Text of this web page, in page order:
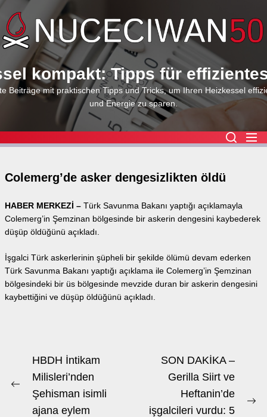
to
the
content
kompakt: Tipps für
Beiträge mit praktischen Tipps und Tricks, um Ihren Heizkessel
und Energie zu sparen.
Colemerg’de asker dengesizlikten öldü
HABER MERKEZİ – Türk Savunma Bakanı yaptığı açıklamayla
Colemerg’in Şemzinan bölgesinde bir askerin dengesini kaybederek
düşüp öldüğünü açıkladı.
İşgalci Türk askerlerinin şüpheli bir şekilde ölümü devam ederken
Türk Savunma Bakanı yaptığı açıklama ile Colemerg’in Şemzinan
bölgesindeki bir üs bölgesinde mevzide duran bir askerin dengesini
kaybettiğini ve düşüp öldüğünü açıkladı.
Beitrags-
Navigation
Previous
post:
HBDH İntikam
Milisleri’nden
Şehisman isimli
ajana eylem
SON DAKİKA –
Gerilla Siirt ve
Heftanin’de
işgalcileri vurdu: 5